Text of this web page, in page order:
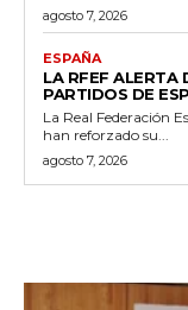
agosto 7, 2026
ESPAÑA
LA RFEF ALERTA
PARTIDOS DE
La Real Federación
han reforzado su...
agosto 7, 2026